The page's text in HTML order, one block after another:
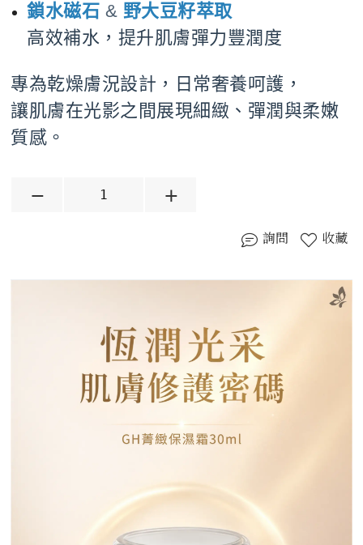
鎖水磁石 & 野大豆籽萃取
高效補水，提升肌膚彈力豐潤度
專為乾燥膚況設計，日常奢養呵護，
讓肌膚在光影之間展現細緻、彈潤與柔嫩
質感。
詢問 收藏